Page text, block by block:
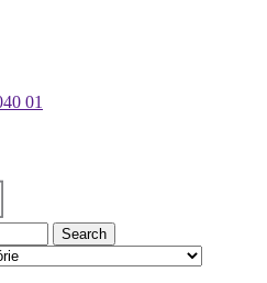
01
Search